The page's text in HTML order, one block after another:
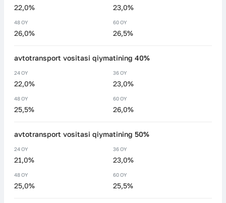
22,0% 23,0%
48 OY
26,0%
60 OY
26,5%
avtotransport vositasi qiymatining 40%
24 OY
22,0%
36 OY
23,0%
48 OY
25,5%
60 OY
26,0%
avtotransport vositasi qiymatining 50%
24 OY
21,0%
36 OY
23,0%
48 OY
25,0%
60 OY
25,5%